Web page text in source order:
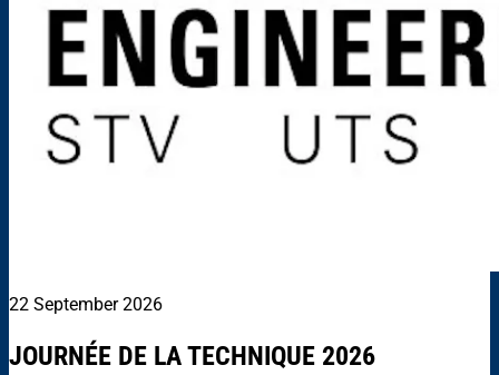
22 September 2026
JOURNÉE DE LA TECHNIQUE 2026